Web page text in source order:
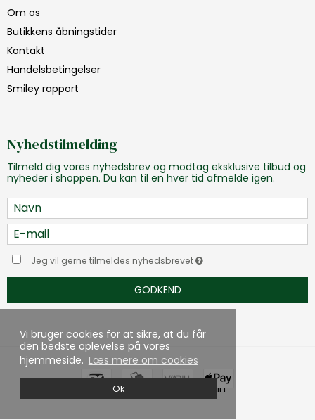
Vi bruger cookies for at sikre, at du får
den bedste oplevelse på vores
hjemmeside. Læs mere om cookies
Ok
Om os
Butikkens åbningstider
Kontakt
Handelsbetingelser
Smiley rapport
Nyhedstilmelding
Tilmeld dig vores nyhedsbrev og modtag eksklusive tilbud og
nyheder i shoppen. Du kan til en hver tid afmelde igen.
Jeg vil gerne tilmeldes nyhedsbrevet
GODKEND
Skabt med ♥ af DanDomain